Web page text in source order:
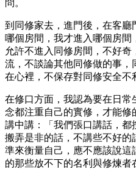
問。
到同修家去，進門後，在客
哪個房間，我才進入哪個房
允許不進入同修房間，不好
流，不談論其他同修做的事
在心裡，不保存對同修安全不
在修口方面，我認為要在日
念都注重自己的實修，才能修
講中講：「我們張口講話，
搬弄是非的話，不講些不好
準來衡量自己，應不應該說這
的那些放不下的名利與修煉者